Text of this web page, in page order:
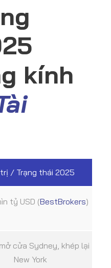
kính
/ Trạng thái 2025
tỷ USD (BestBrokers)
cửa Sydney, khép lại
New York